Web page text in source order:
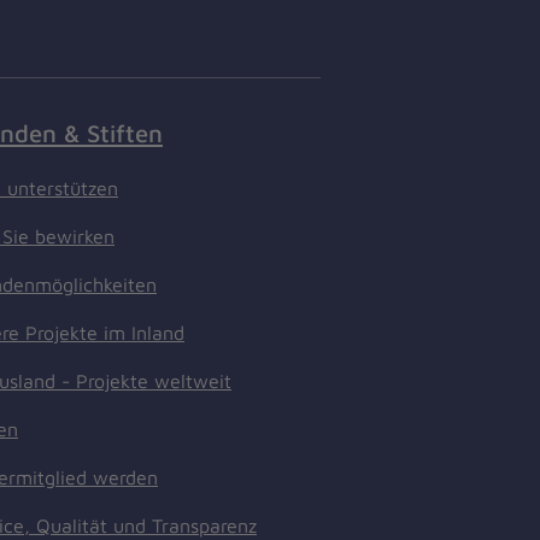
& Stiften
unterstützen
bewirken
Projekte im Inland
- Projekte weltweit
werden
Qualität und Transparenz